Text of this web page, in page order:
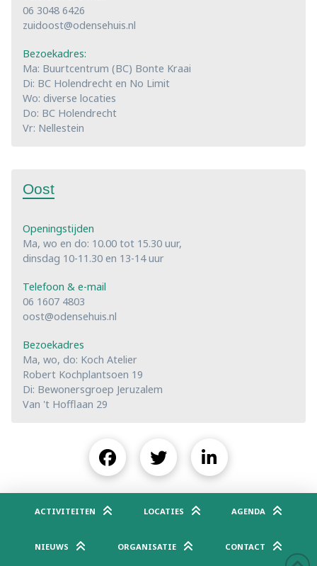
06 3048 6426
zuidoost@odensehuis.nl
Bezoekadres:
Ma: Buurtcentrum (BC) Bonte Kraai
Di: BC Holendrecht en No Limit
Wo: diverse locaties
Do: BC Holendrecht
Vr: Nellestein
Oost
Openingstijden
Ma, wo en do: 10.00 tot 15.30 uur,
dinsdag 10-11.30 en 13-14 uur
Telefoon & e-mail
06 1607 4803
oost@odensehuis.nl
Bezoekadres
Ma, wo, do: Koch Atelier
Robert Kochplantsoen 19
Di: Bewonersgroep Jeruzalem
Van 't Hofflaan 29
ACTIVITEITEN LOCATIES AGENDA
NIEUWS ORGANISATIE CONTACT